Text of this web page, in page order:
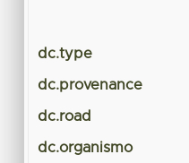
dc.type
dc.provenance
dc.road
dc.organismo